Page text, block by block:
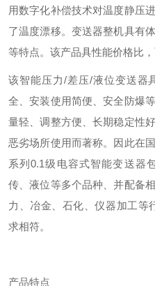
用数字化补偿技术对温度静压
了温度漂移。变送器整机具有
等特点。该产品具性能价格比
该智能压力/差压/液位变送器
全、安装使用简便、安全防爆
量轻、调整方便、长期稳定性
恶劣场所使用而著称。因此在
系列0.1级电容式智能变送器
传、液位等多个品种、并配备
力、冶金、石化、仪器加工等
求相符。
产品特点